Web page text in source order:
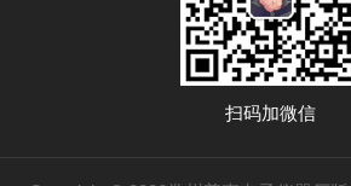
扫码加微信